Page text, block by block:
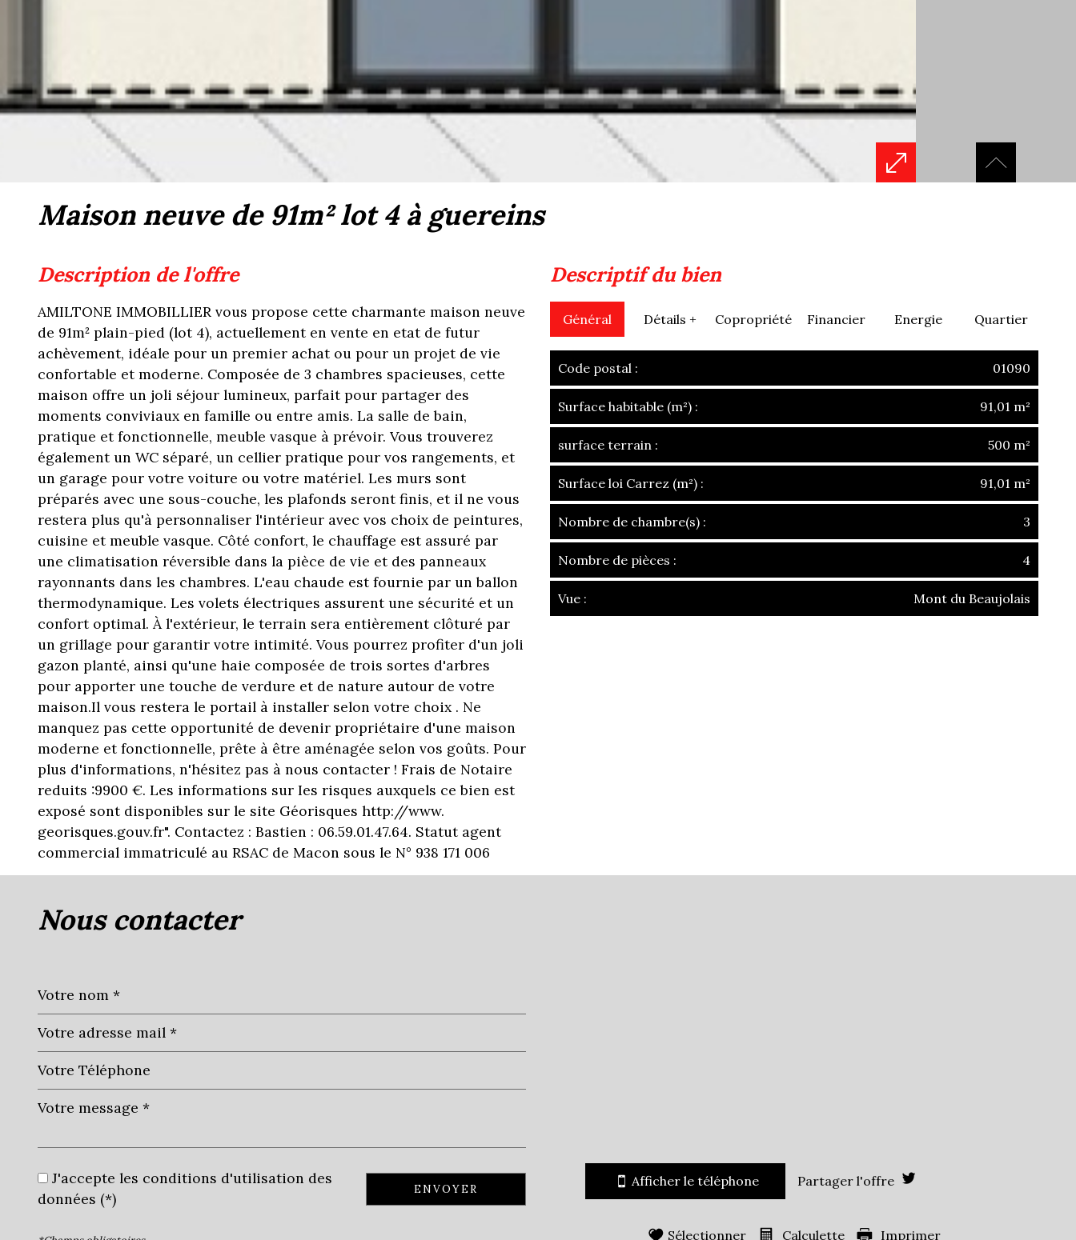
maison neuve de 91m² lot 4 à guereins
description de l'offre
AMILTONE IMMOBILLIER vous propose cette charmante maison neuve
de 91m² plain-pied (lot 4), actuellement en vente en etat de futur
achèvement, idéale pour un premier achat ou pour un projet de vie
confortable et moderne. Composée de 3 chambres spacieuses, cette
maison offre un joli séjour lumineux, parfait pour partager des
moments conviviaux en famille ou entre amis. La salle de bain,
pratique et fonctionnelle, meuble vasque à prévoir. Vous trouverez
également un WC séparé, un cellier pratique pour vos rangements, et
un garage pour votre voiture ou votre matériel. Les murs sont
préparés avec une sous-couche, les plafonds seront finis, et il ne vous
restera plus qu'à personnaliser l'intérieur avec vos choix de peintures,
cuisine et meuble vasque. Côté confort, le chauffage est assuré par
une climatisation réversible dans la pièce de vie et des panneaux
rayonnants dans les chambres. L'eau chaude est fournie par un ballon
thermodynamique. Les volets électriques assurent une sécurité et un
confort optimal. À l'extérieur, le terrain sera entièrement clôturé par
un grillage pour garantir votre intimité. Vous pourrez profiter d'un joli
gazon planté, ainsi qu'une haie composée de trois sortes d'arbres
pour apporter une touche de verdure et de nature autour de votre
maison.Il vous restera le portail à installer selon votre choix . Ne
manquez pas cette opportunité de devenir propriétaire d'une maison
moderne et fonctionnelle, prête à être aménagée selon vos goûts. Pour
plus d'informations, n'hésitez pas à nous contacter ! Frais de Notaire
reduits :9900 €. Les informations sur Ies risques auxquels ce bien est
exposé sont disponibles sur le site Géorisques http://www.
georisques.gouv.fr". Contactez : Bastien : 06.59.01.47.64. Statut agent
commercial immatriculé au RSAC de Macon sous le N° 938 171 006
descriptif du bien
Général Détails + Copropriété Financier Energie Quartier
Code postal : 01090
Surface habitable (m²) : 91,01 m²
surface terrain : 500 m²
Surface loi Carrez (m²) : 91,01 m²
Nombre de chambre(s) : 3
Nombre de pièces : 4
Vue : Mont du Beaujolais
Habitants de 25 à 55 ans
Habitants de plus de 55 ans
Nombre d'enfants par famille
nous contacter
J'accepte les conditions d'utilisation des
données (*)
ENVOYER Afficher le téléphone Partager l'offre
Sélectionner Calculette Imprimer